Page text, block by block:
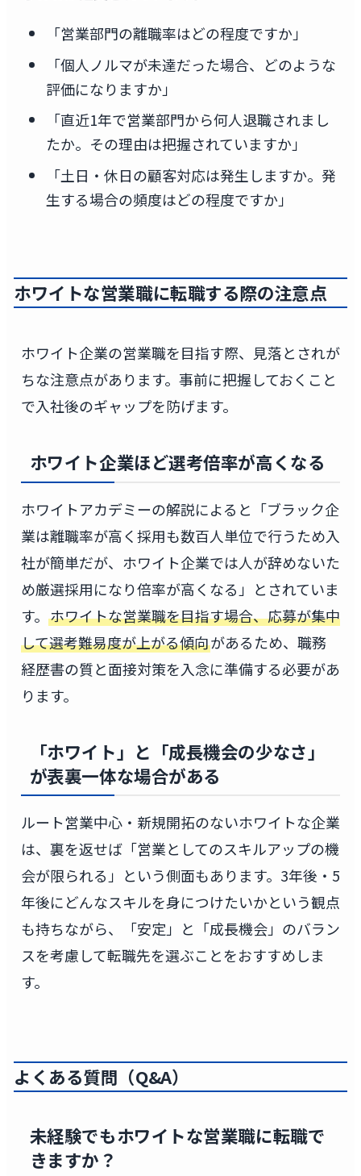
「営業部門の離職率はどの程度ですか」
「個人ノルマが未達だった場合、どのような
評価になりますか」
「直近1年で営業部門から何人退職されまし
たか。その理由は把握されていますか」
「土日・休日の顧客対応は発生しますか。発
生する場合の頻度はどの程度ですか」
ホワイトな営業職に転職する際の注意点
ホワイト企業の営業職を目指す際、見落とされが
ちな注意点があります。事前に把握しておくこと
で入社後のギャップを防げます。
ホワイト企業ほど選考倍率が高くなる
ホワイトアカデミーの解説によると「ブラック企
業は離職率が高く採用も数百人単位で行うため入
社が簡単だが、ホワイト企業では人が辞めないた
め厳選採用になり倍率が高くなる」とされていま
す。 ホワイトな営業職を目指す場合、応募が集中
して選考難易度が上がる傾向があるため、職務
経歴書の質と面接対策を入念に準備する必要があ
ります。
「ホワイト」と「成長機会の少なさ」
が表裏一体な場合がある
ルート営業中心・新規開拓のないホワイトな企業
は、裏を返せば「営業としてのスキルアップの機
会が限られる」という側面もあります。3年後・5
年後にどんなスキルを身につけたいかという観点
も持ちながら、「安定」と「成長機会」のバラン
スを考慮して転職先を選ぶことをおすすめしま
す。
よくある質問（Q&A）
未経験でもホワイトな営業職に転職で
きますか？